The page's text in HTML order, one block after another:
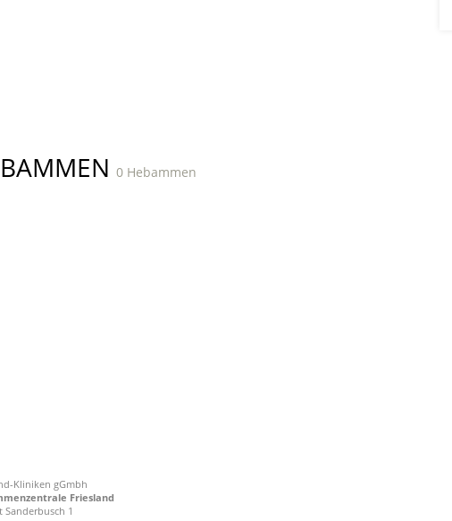
0 Hebammen
Kliniken gGmbh
Friesland
Sanderbusch 1